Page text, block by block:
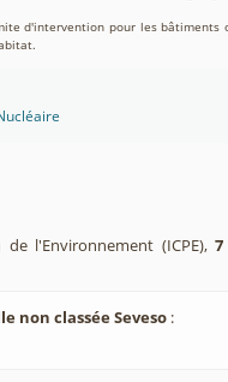
d'intervention pour les bâtiments
l'Environnement (ICPE),7
non classée Seveso :